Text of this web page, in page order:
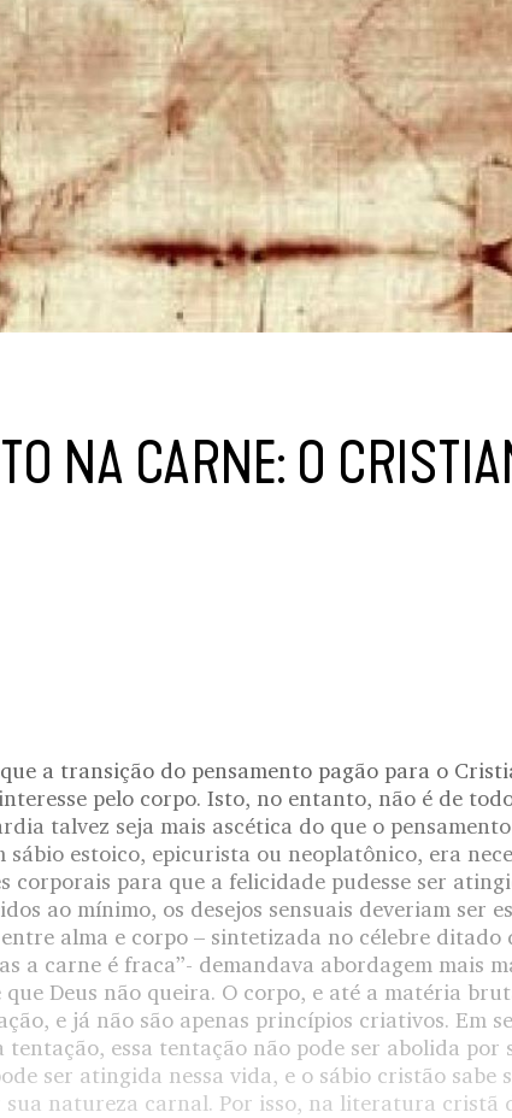
NA CARNE: O
a transição do pensamento pagão para o
pelo corpo. Isto, no entanto, não é de
talvez seja mais ascética do que o
sábio estoico, epicurista ou neoplatônico, era
corporais para que a felicidade pudesse ser
ao mínimo, os desejos sensuais deveriam ser
alma e corpo – sintetizada no célebre ditado
a carne é fraca”- demandava abordagem mais
Deus não queira. O corpo, e até a matéria
e já não são apenas princípios criativos. Em
tentação, essa tentação não pode ser abolida por
ser atingida nessa vida, e o sábio cristão sabe
sua natureza carnal. Por isso, na literatura cristã